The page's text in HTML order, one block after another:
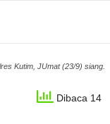
Kutim, JUmat (23/9) siang.
Dibaca 14